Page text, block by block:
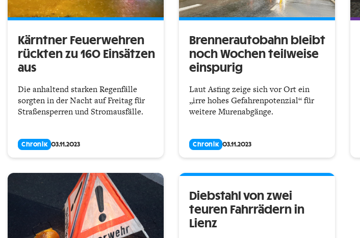
Kärntner Feuerwehren
rückten zu 160 Einsätzen
aus
Die anhaltend starken Regenfälle
sorgten in der Nacht auf Freitag für
Straßensperren und Stromausfälle.
Chronik 03.11.2023
Brennerautobahn bleibt
noch Wochen teilweise
einspurig
Laut Asfing zeige sich vor Ort ein
„irre hohes Gefahrenpotenzial“ für
weitere Murenabgänge.
Chronik 03.11.2023
Diebstahl von zwei
teuren Fahrrädern in
Lienz